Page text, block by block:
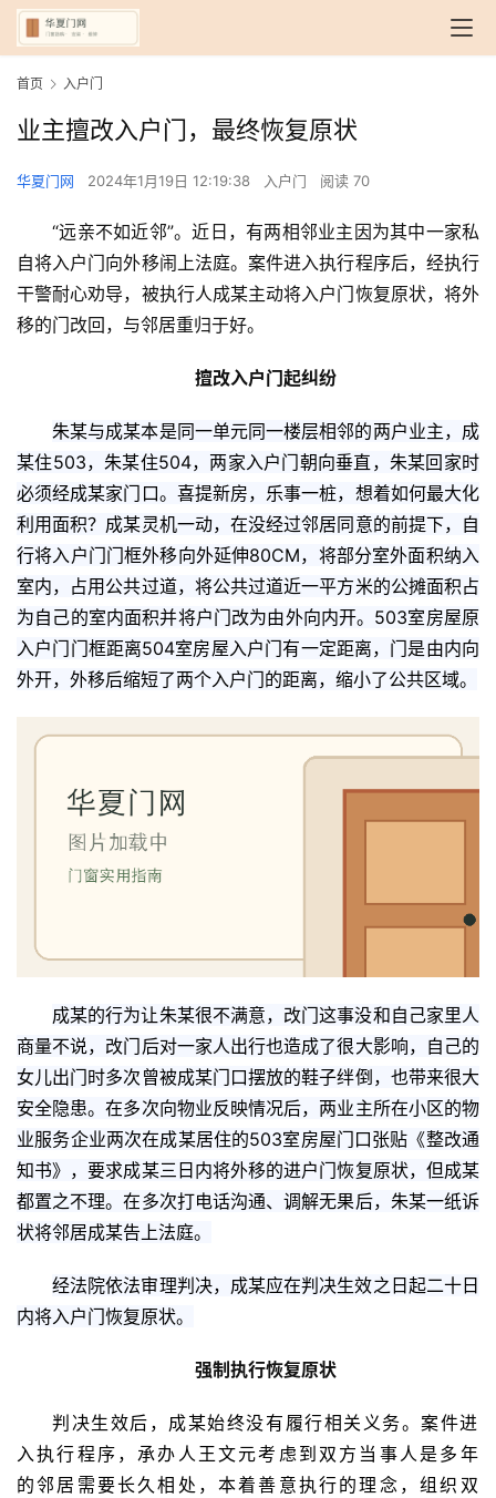
首页 入户门
业主擅改入户门，最终恢复原状
华夏门网 2024年1月19日 12:19:38 入户门 阅读 70
“远亲不如近邻”。近日，有两相邻业主因为其中一家私
自将入户门向外移闹上法庭。案件进入执行程序后，经执行
干警耐心劝导，被执行人成某主动将入户门恢复原状，将外
移的门改回，与邻居重归于好。
擅改入户门起纠纷
朱某与成某本是同一单元同一楼层相邻的两户业主，成
某住503，朱某住504，两家入户门朝向垂直，朱某回家时
必须经成某家门口。喜提新房，乐事一桩，想着如何最大化
利用面积？成某灵机一动，在没经过邻居同意的前提下，自
行将入户门门框外移向外延伸80CM，将部分室外面积纳入
室内，占用公共过道，将公共过道近一平方米的公摊面积占
为自己的室内面积并将户门改为由外向内开。503室房屋原
入户门门框距离504室房屋入户门有一定距离，门是由内向
外开，外移后缩短了两个入户门的距离，缩小了公共区域。
成某的行为让朱某很不满意，改门这事没和自己家里人
商量不说，改门后对一家人出行也造成了很大影响，自己的
女儿出门时多次曾被成某门口摆放的鞋子绊倒，也带来很大
安全隐患。在多次向物业反映情况后，两业主所在小区的物
业服务企业两次在成某居住的503室房屋门口张贴《整改通
知书》，要求成某三日内将外移的进户门恢复原状，但成某
都置之不理。在多次打电话沟通、调解无果后，朱某一纸诉
状将邻居成某告上法庭。
经法院依法审理判决，成某应在判决生效之日起二十日
内将入户门恢复原状。
强制执行恢复原状
判决生效后，成某始终没有履行相关义务。案件进
入执行程序，承办人王文元考虑到双方当事人是多年
的邻居需要长久相处，本着善意执行的理念，组织双